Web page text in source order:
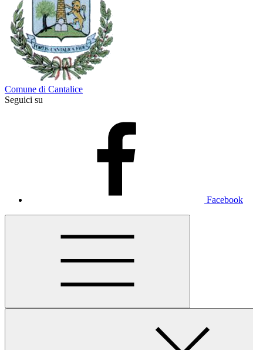
Comune di Cantalice
Seguici su
Facebook